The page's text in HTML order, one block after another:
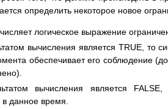
определить некоторое новое
логическое выражение
вычисления является TRUE, то
обеспечивает его соблюдение
вычисления является FALSE,
в данное время.